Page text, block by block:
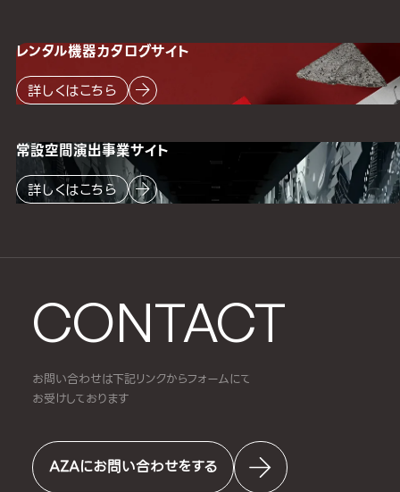
CONTACT
お問い合わせは下記リンクからフォームにて
お受けしております
AZAにお問い合わせをする
レンタル機器カタログサイト
詳しくはこちら
常設空間演出事業サイト
詳しくはこちら